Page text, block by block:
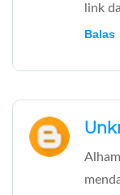
link
Balas